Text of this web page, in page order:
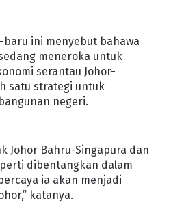
ini menyebut bahawa
meneroka untuk
serantau Johor-
satu strategi untuk
negeri.
Johor Bahru-Singapura dan
dibentangkan dalam
ia akan menjadi
katanya.